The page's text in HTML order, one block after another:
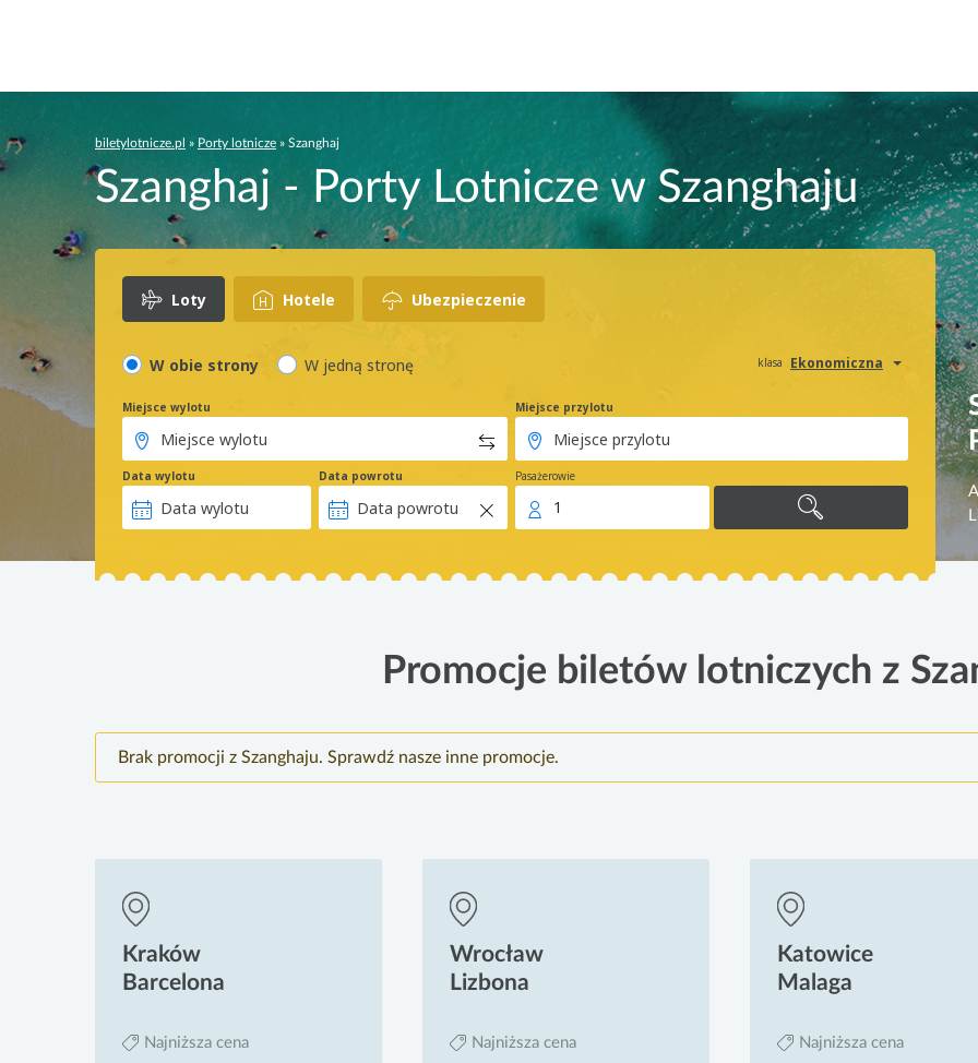
biletylotnicze.pl » Porty lotnicze » Szanghaj
Szanghaj - Porty Lotnicze w Szanghaju
Loty Hotele Ubezpieczenie
klasa Ekonomiczna
W obie strony W jedną stronę
Miejsce wylotu Miejsce przylotu
Data wylotu Data powrotu Pasażerowie
1
Promocje biletów lotniczych z
Brak promocji z Szanghaju. Sprawdź nasze inne promocje.
Kraków
Barcelona
Najniższa cena
Wrocław
Lizbona
Najniższa cena
Katowice
Malaga
Najniższa cena